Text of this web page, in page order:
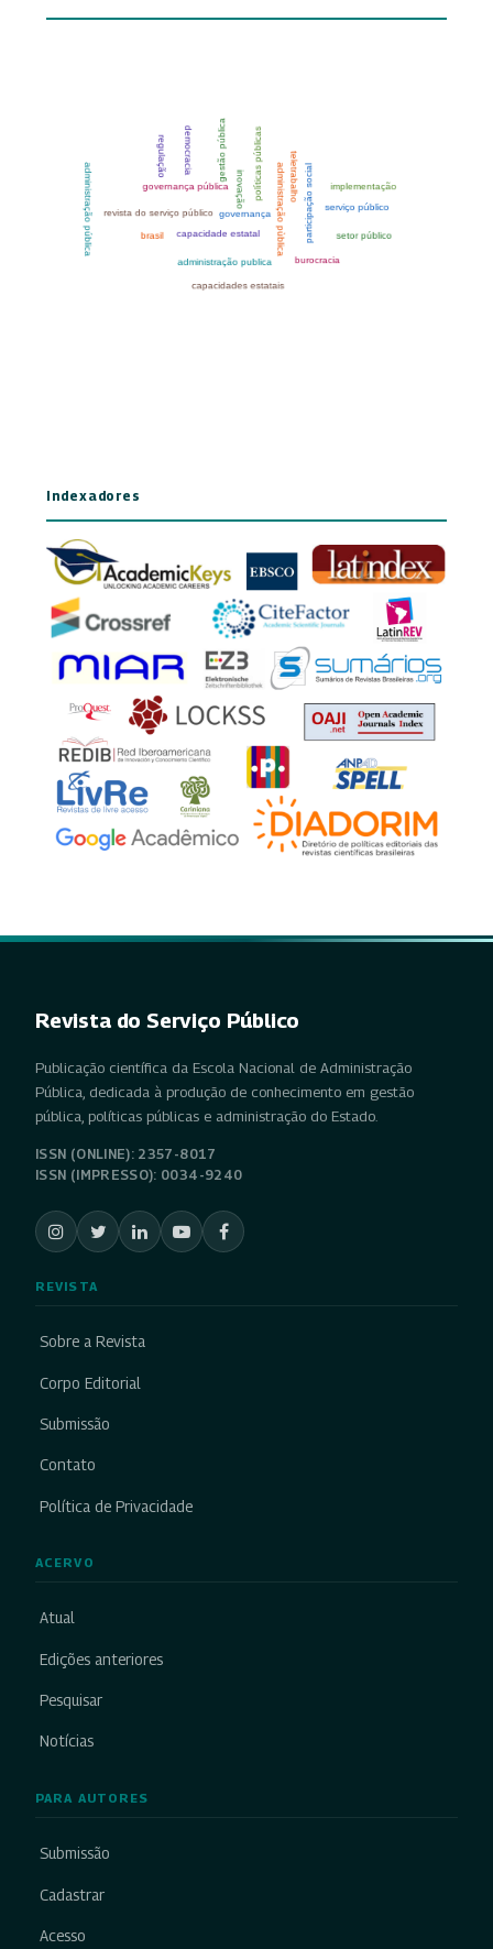
Indexadores
Revista do Serviço Público
Publicação científica da Escola Nacional de Administração
Pública, dedicada à produção de conhecimento em gestão
pública, políticas públicas e administração do Estado.
ISSN (ONLINE): 2357-8017
ISSN (IMPRESSO): 0034-9240
REVISTA
Sobre a Revista
Corpo Editorial
Submissão
Contato
Política de Privacidade
ACERVO
Atual
Edições anteriores
Pesquisar
Notícias
PARA AUTORES
Submissão
Cadastrar
Acesso